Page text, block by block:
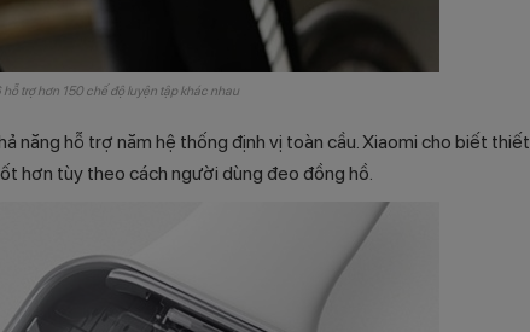
hỗ trợ hơn 150 chế độ luyện tập khác nhau
năng hỗ trợ năm hệ thống định vị toàn cầu. Xiaomi cho biết thiết
hơn tùy theo cách người dùng đeo đồng hồ.